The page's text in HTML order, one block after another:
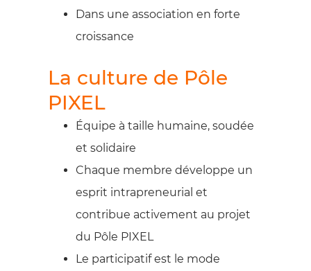
Dans une association en forte
croissance
La culture de Pôle
PIXEL
Équipe à taille humaine, soudée
et solidaire
Chaque membre développe un
esprit intrapreneurial et
contribue activement au projet
du Pôle PIXEL
Le participatif est le mode